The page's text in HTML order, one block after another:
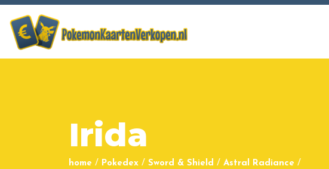
Irida
home / Pokedex / Sword & Shield / Astral Radiance /